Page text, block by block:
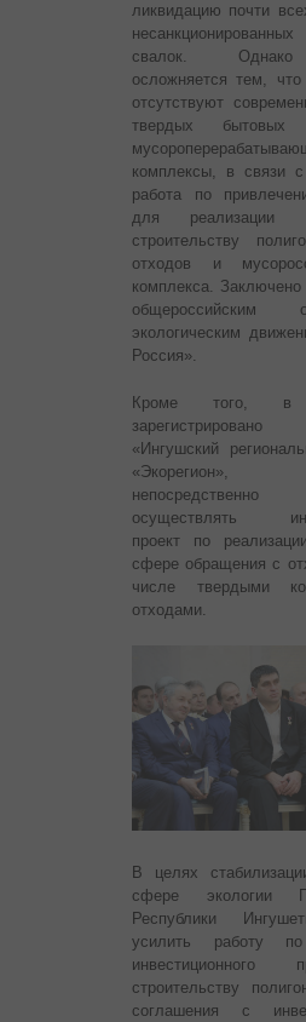
ликвидацию почти
свалок. Однако
осложняется тем,
отсутствуют
твердых
комплексы, в связи
работа по
для реализации
строительству
отходов и
комплекса.
общероссийским
экологическим
Россия».
Кроме того, в
зарегистрировано
«Ингушский
«Экорегион»,
осуществлять
проект по
сфере обращения с
числе твердыми
отходами.
В целях
сфере экологии
Республики
усилить работу по
инвестиционного
строительству
соглашения с